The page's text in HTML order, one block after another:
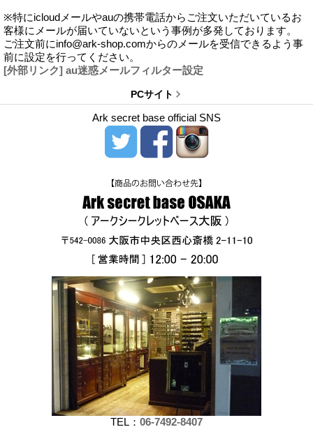
※特にicloudメールやauの携帯電話からご注文いただいているお
客様にメールが届いていないという事例が多発しております。
ご注文前にinfo@ark-shop.comからのメールを受信できるよう事
前に設定を行ってください。
[外部リンク] au迷惑メールフィルター設定
PCサイト
Ark secret base official SNS
TEL： 06-7492-8407